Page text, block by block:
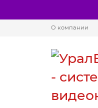
О компании